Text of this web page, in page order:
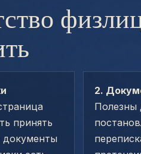
принять
документы
2.
Полезны